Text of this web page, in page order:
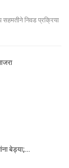
सहमतीने निवड प्रक्रिया
बेड्या;…